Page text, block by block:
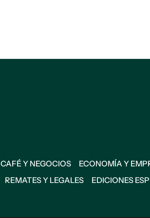
CAFÉ Y NEGOCIOS ECONOMÍA Y
REMATES Y LEGALES EDICIONES